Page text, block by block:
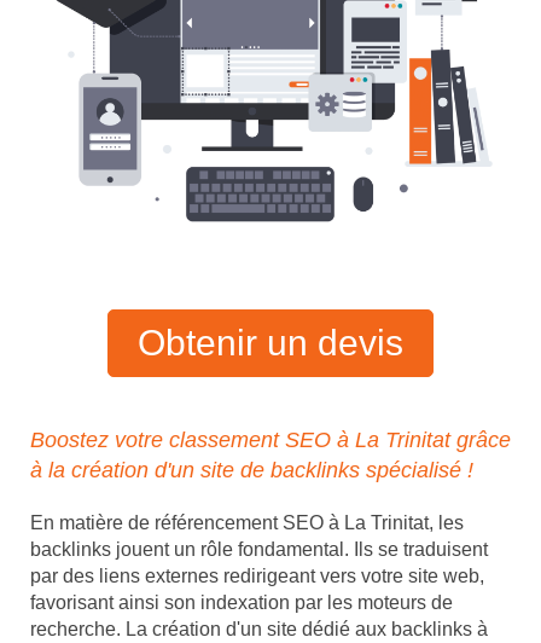
Obtenir un devis
Boostez votre classement SEO à La Trinitat grâce
à la création d'un site de backlinks spécialisé !
En matière de référencement SEO à La Trinitat, les
backlinks jouent un rôle fondamental. Ils se traduisent
par des liens externes redirigeant vers votre site web,
favorisant ainsi son indexation par les moteurs de
recherche. La création d'un site dédié aux backlinks à